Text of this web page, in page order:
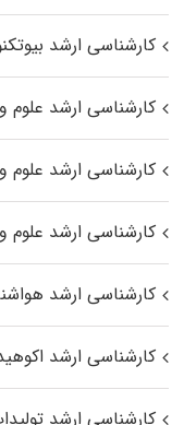
کارشناسی ارشد
کارشناسی ارشد علوم
کارشناسی ارشد علوم
کارشناسی ارشد
کارشناسی ارشد
کارشناسی ارشد
کارشناسی ارشد